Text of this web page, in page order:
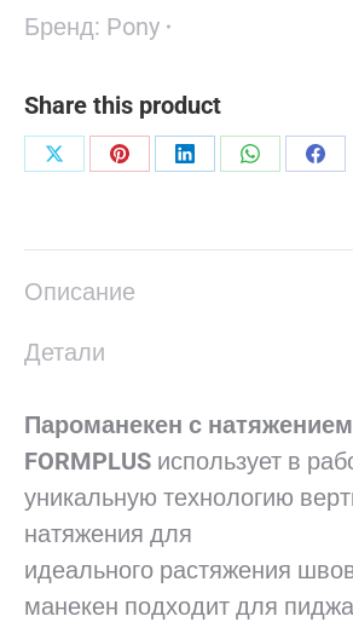
Бренд: Pony
Share this product
ПоделитьсяПоделитьсяПоделитьсяПоделиться
Описание
Детали
Пароманекен с
FORMPLUS использует в
уникальную технологию
натяжения для
идеального растяжения
манекен подходит для